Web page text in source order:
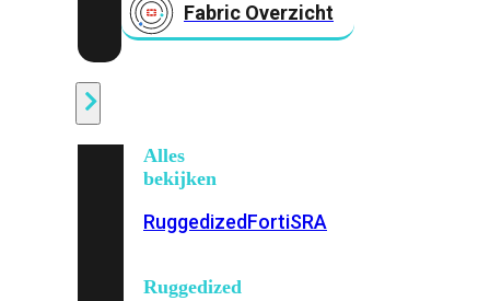
Fabric Overzicht
Alles
bekijken
RuggedizedFortiSRA
Ruggedized